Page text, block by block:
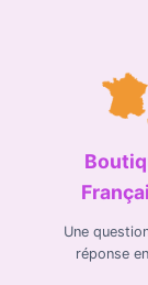
Une
réponse